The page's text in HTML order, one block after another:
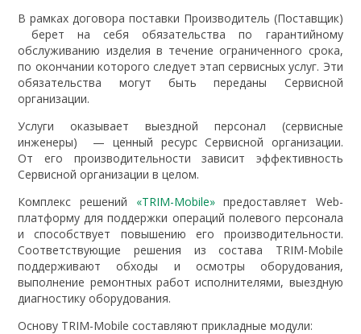
В рамках договора поставки Производитель (Поставщик)
берет на себя обязательства по гарантийному
обслуживанию изделия в течение ограниченного срока,
по окончании которого следует этап сервисных услуг. Эти
обязательства могут быть переданы Сервисной
организации.
Услуги оказывает выездной персонал (сервисные
инженеры) — ценный ресурс Сервисной организации.
От его производительности зависит эффективность
Сервисной организации в целом.
Комплекс решений «TRIM-Mobile»предоставляет Web-
платформу для поддержки операций полевого персонала
и способствует повышению его производительности.
Соответствующие решения из состава TRIM-Mobile
поддерживают обходы и осмотры оборудования,
выполнение ремонтных работ исполнителями, выездную
диагностику оборудования.
Основу TRIM-Mobile составляют прикладные модули: